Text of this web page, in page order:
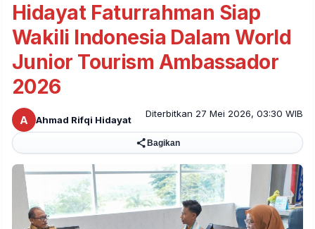
Hidayat Faturrahman Siap
Wakili Indonesia Dalam World
Junior Tourism Ambassador
2026
A Ahmad Rifqi Hidayat
Diterbitkan 27 Mei 2026, 03:30 WIB
Bagikan